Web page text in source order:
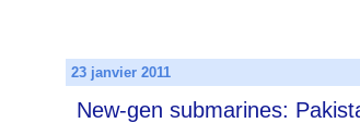
23 janvier 2011
New-gen submarines: